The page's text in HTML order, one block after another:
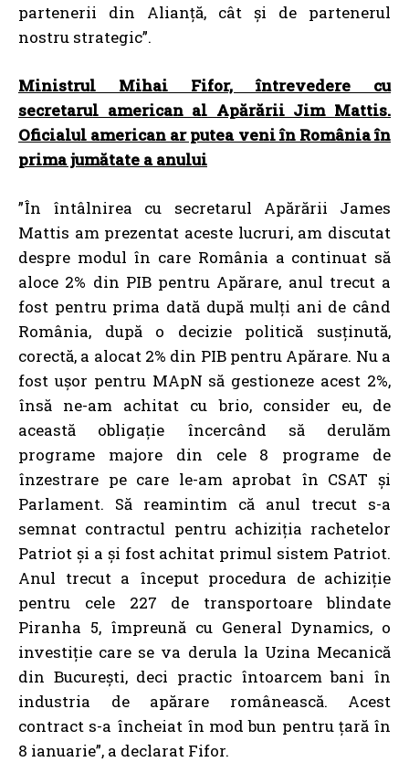
partenerii din Alianță, cât și de partenerul
nostru strategic”.
Ministrul Mihai Fifor, întrevedere cu
secretarul american al Apărării Jim Mattis.
Oficialul american ar putea veni în România în
prima jumătate a anului
”În întâlnirea cu secretarul Apărării James
Mattis am prezentat aceste lucruri, am discutat
despre modul în care România a continuat să
aloce 2% din PIB pentru Apărare, anul trecut a
fost pentru prima dată după mulți ani de când
România, după o decizie politică susținută,
corectă, a alocat 2% din PIB pentru Apărare. Nu a
fost ușor pentru MApN să gestioneze acest 2%,
însă ne-am achitat cu brio, consider eu, de
această obligație încercând să derulăm
programe majore din cele 8 programe de
înzestrare pe care le-am aprobat în CSAT și
Parlament. Să reamintim că anul trecut s-a
semnat contractul pentru achiziția rachetelor
Patriot și a și fost achitat primul sistem Patriot.
Anul trecut a început procedura de achiziție
pentru cele 227 de transportoare blindate
Piranha 5, împreună cu General Dynamics, o
investiție care se va derula la Uzina Mecanică
din București, deci practic întoarcem bani în
industria de apărare românească. Acest
contract s-a încheiat în mod bun pentru țară în
8 ianuarie”, a declarat Fifor.